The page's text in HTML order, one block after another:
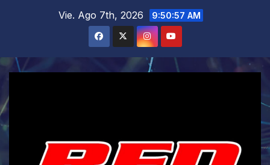
Vie. Ago 7th, 2026 9:50:58 AM